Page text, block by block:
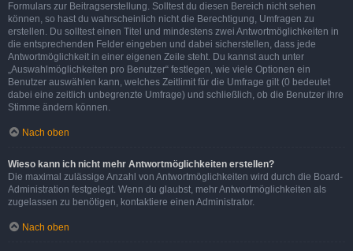
Formulars zur Beitragserstellung. Solltest du diesen Bereich nicht sehen
können, so hast du wahrscheinlich nicht die Berechtigung, Umfragen zu
erstellen. Du solltest einen Titel und mindestens zwei Antwortmöglichkeiten in
die entsprechenden Felder eingeben und dabei sicherstellen, dass jede
Antwortmöglichkeit in einer eigenen Zeile steht. Du kannst auch unter
„Auswahlmöglichkeiten pro Benutzer“ festlegen, wie viele Optionen ein
Benutzer auswählen kann, welches Zeitlimit für die Umfrage gilt (0 bedeutet
dabei eine zeitlich unbegrenzte Umfrage) und schließlich, ob die Benutzer ihre
Stimme ändern können.
Nach oben
Wieso kann ich nicht mehr Antwortmöglichkeiten erstellen?
Die maximal zulässige Anzahl von Antwortmöglichkeiten wird durch die Board-
Administration festgelegt. Wenn du glaubst, mehr Antwortmöglichkeiten als
zugelassen zu benötigen, kontaktiere einen Administrator.
Nach oben